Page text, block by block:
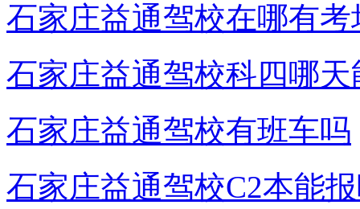
石家庄益通驾校在哪有考
石家庄益通驾校科四哪天
石家庄益通驾校有班车吗
石家庄益通驾校C2本能